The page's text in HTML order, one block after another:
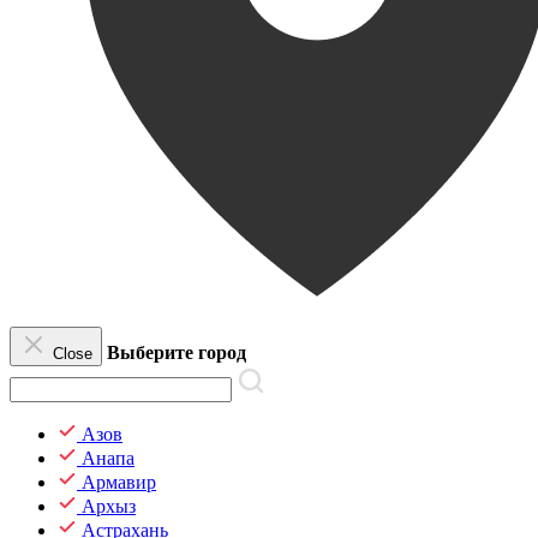
Close Выберите город
Азов
Анапа
Армавир
Архыз
Астрахань